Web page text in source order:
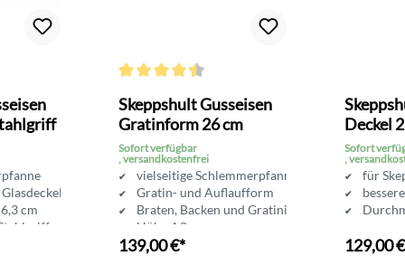
cm
Skeppshult Gusseisen
Gratinform 26 cm
Sofort verfügbar
, versandkostenfrei
vielseitige Schlemmerpfanne
Gratin- und Auflaufform
Braten, Backen und Gratinieren
Höhe 4,8 cm
intensiver Bratgeschmack
139,00 €*
Deckel
Sofort
,
für
129,00